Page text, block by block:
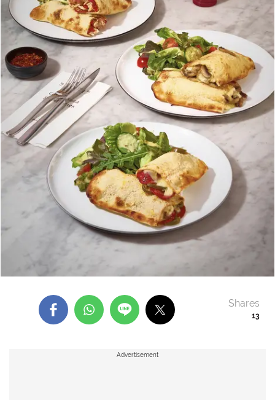
13
Shares
Advertisement